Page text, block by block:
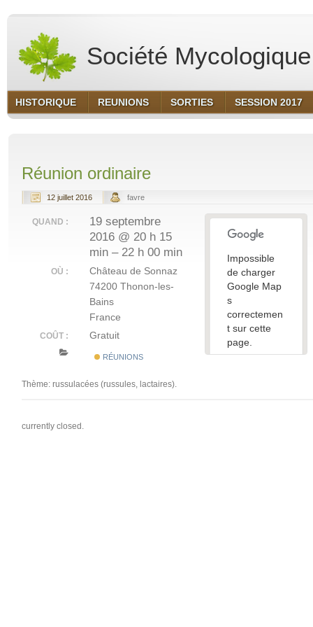
Société
HISTORIQUE REUNIONS SORTIES SESSION 2017
Réunion ordinaire
12 juillet 2016 favre
Impossible
de charger
Google Map
s
correctemen
t sur cette
page.
QUAND :
19 septembre
2016 @ 20 h 15
min – 22 h 00 min
OÙ :
Château de Sonnaz
74200 Thonon-les-
Bains
France
COÛT : Gratuit
RÉUNIONS
Thème: russulacées (russules, lactaires).
currently closed.